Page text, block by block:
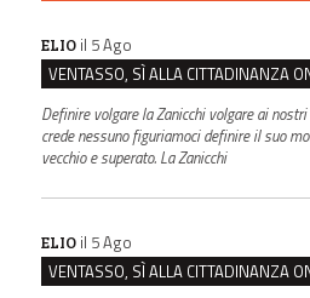
ELIO il 5 Ago
Definire volgare la Zanicchi volgare ai
crede nessuno figuriamoci definire il suo
vecchio e superato. La Zanicchi
ELIO il 5 Ago